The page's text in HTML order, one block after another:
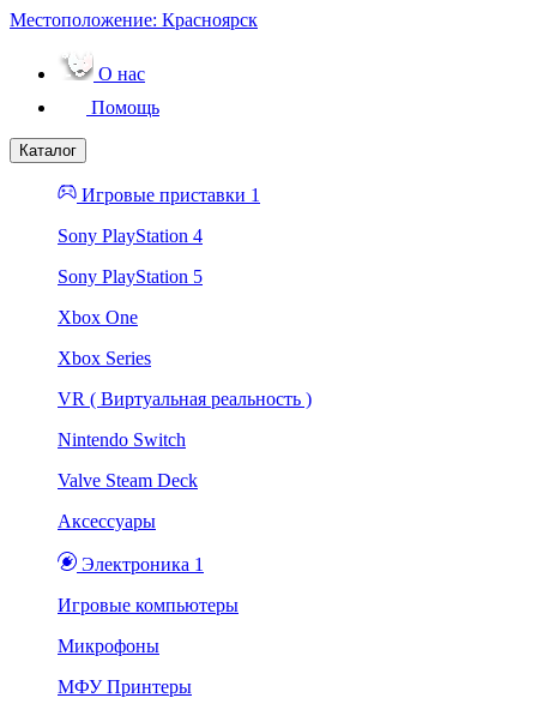
Местоположение: Красноярск
О нас
Помощь
Каталог
Игровые приставки 1
Sony PlayStation 4
Sony PlayStation 5
Xbox One
Xbox Series
VR ( Виртуальная реальность )
Nintendo Switch
Valve Steam Deck
Аксессуары
Электроника 1
Игровые компьютеры
Микрофоны
МФУ Принтеры